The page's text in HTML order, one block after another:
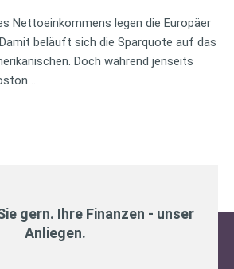
Nettoeinkommens legen die Europäer
beläuft sich die Sparquote auf das
Doch während jenseits
…
gern. Ihre Finanzen - unser
Anliegen.